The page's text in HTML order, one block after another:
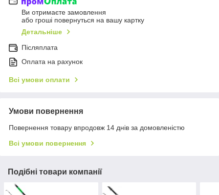
Ви отримаєте замовлення
або гроші повернуться на вашу картку
Детальніше
Післяплата
Оплата на рахунок
Всі умови оплати
Умови повернення
Повернення товару впродовж 14 днів за домовленістю
Всі умови повернення
Подібні товари компанії